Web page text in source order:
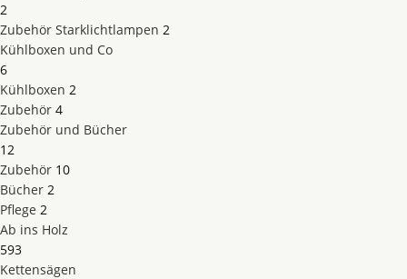
2
Zubehör Starklichtlampen 2
Kühlboxen und Co
6
Kühlboxen 2
Zubehör 4
Zubehör und Bücher
12
Zubehör 10
Bücher 2
Pflege 2
Ab ins Holz
593
Kettensägen